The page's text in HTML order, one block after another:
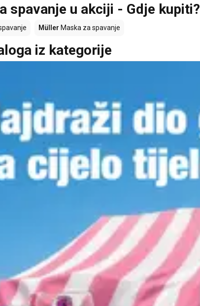
spavanje u akciji - Gdje kupiti?
Müller Maska za spavanje
iz kategorije